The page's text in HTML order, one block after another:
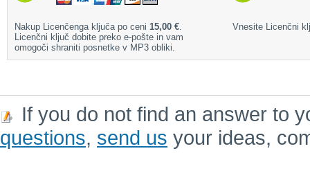
Nakup Licenčenga ključa po ceni 15,00 €.
Licenčni ključ dobite preko e-pošte in vam
omogoči shraniti posnetke v MP3 obliki.
Vnesite Licenčni
If you do not find an answer to
questions, send us your ideas,